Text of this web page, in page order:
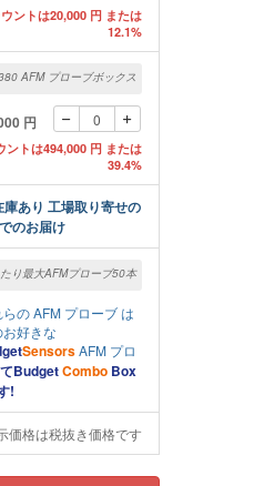
ントは20,000 円 または
12.1%
AFM プローブボックス
円
ントは494,000 円 または
39.4%
庫あり 工場取り寄せの
のお届け
り最大AFMプローブ50本
らのAFM プローブは
好きな
SensorsAFM プロ
BudgetCombo Box
!
価格は税抜き価格です
コーティング無しAFM